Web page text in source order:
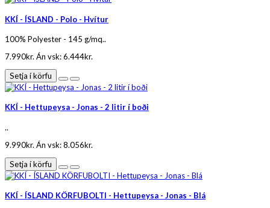
KKÍ - ÍSLAND - Polo - Hvítur
100% Polyester - 145 g/mq..
7.990kr. Án vsk: 6.444kr.
Setja í körfu
KKÍ - Hettupeysa - Jonas - 2 litir í boði
..
9.990kr. Án vsk: 8.056kr.
Setja í körfu
KKÍ - ÍSLAND KÖRFUBOLTI - Hettupeysa - Jonas - Blá